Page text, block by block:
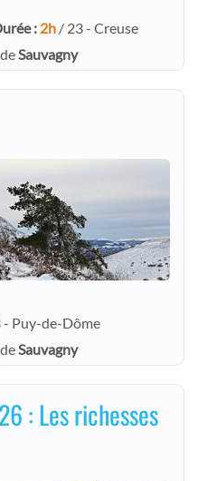
: 2h / 23 - Creuse
deSauvagny
- Puy-de-Dôme
deSauvagny
: Les richesses